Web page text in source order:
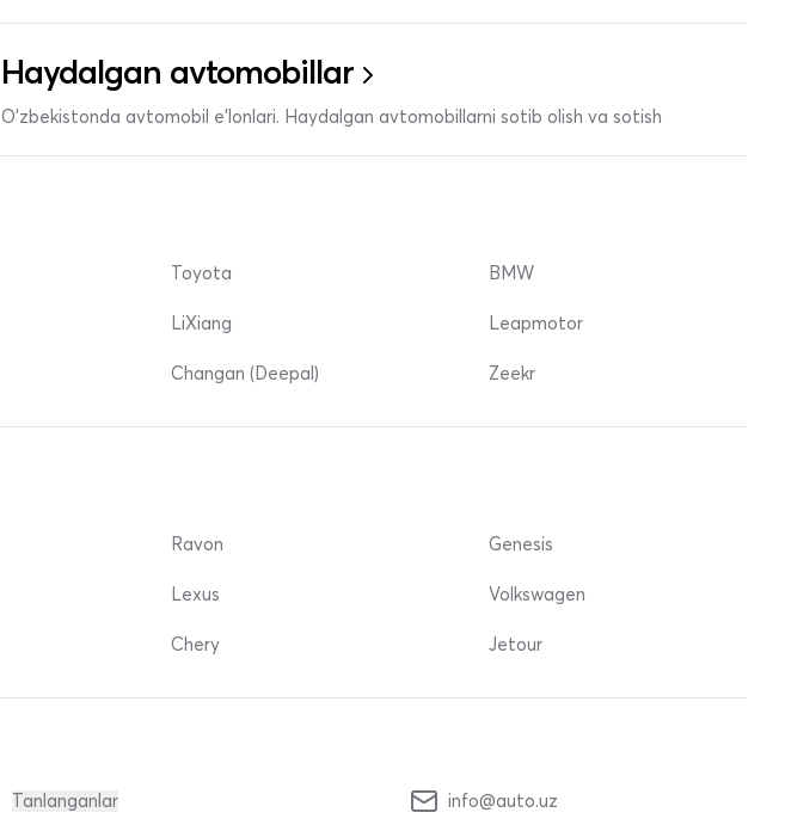
Haydalgan avtomobillar
O'zbekistonda avtomobil e’lonlari. Haydalgan avtomobillarni sotib olish va sotish
Toyota
LiXiang
Changan (Deepal)
BMW
Leapmotor
Zeekr
Ravon
Lexus
Chery
Genesis
Volkswagen
Jetour
Tanlanganlar info@auto.uz